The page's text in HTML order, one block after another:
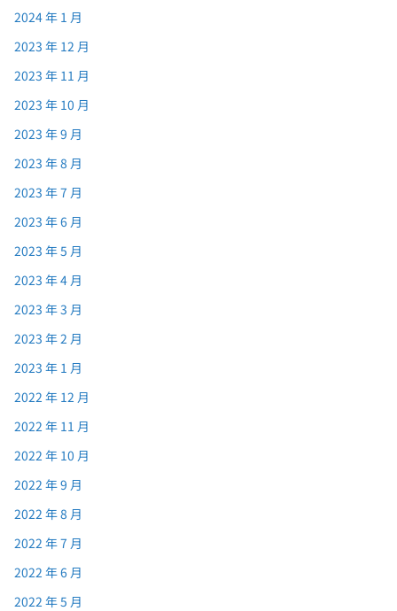
2024 年 1 月
2023 年 12 月
2023 年 11 月
2023 年 10 月
2023 年 9 月
2023 年 8 月
2023 年 7 月
2023 年 6 月
2023 年 5 月
2023 年 4 月
2023 年 3 月
2023 年 2 月
2023 年 1 月
2022 年 12 月
2022 年 11 月
2022 年 10 月
2022 年 9 月
2022 年 8 月
2022 年 7 月
2022 年 6 月
2022 年 5 月